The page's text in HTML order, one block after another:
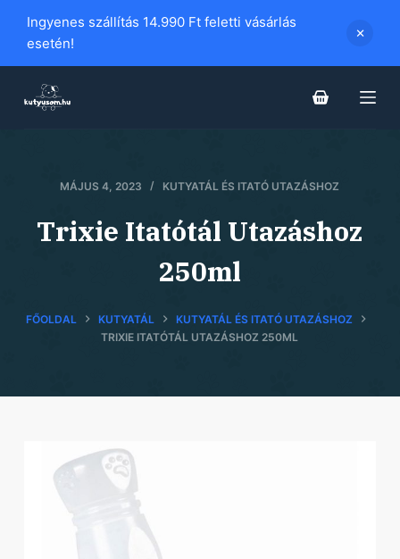
i
Ingyenes szállítás 14.990 Ft feletti vásárlás
esetén!
MÁJUS 4, 2023 KUTYATÁL ÉS ITATÓ UTAZÁSHOZ
Trixie Itatótál Utazáshoz
250ml
FŐOLDAL KUTYATÁL
KUTYATÁL ÉS ITATÓ UTAZÁSHOZ
TRIXIE ITATÓTÁL UTAZÁSHOZ 250ML